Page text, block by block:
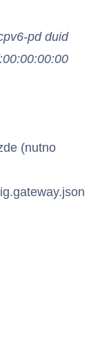
pd duid
:00:00:00:00
(nutno